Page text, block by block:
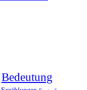
Bedeutung